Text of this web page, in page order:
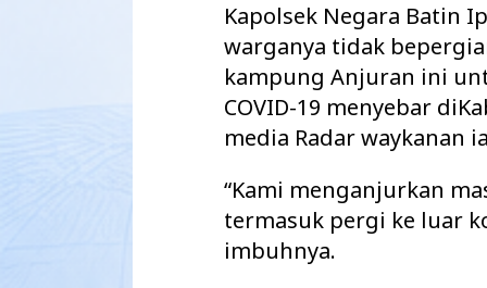
Kapolsek Negara Batin
warganya tidak
kampung Anjuran ini
COVID-19 menyebar
media Radar waykanan
“Kami menganjurkan
termasuk pergi ke luar
imbuhnya.
Maharatu Soroti
Way Kanan…